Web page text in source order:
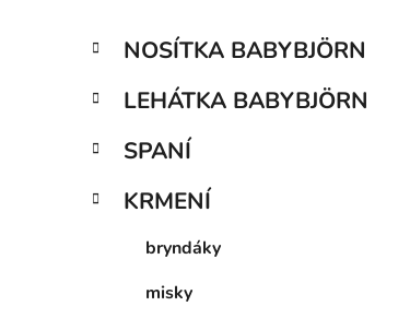
P
s
r
n
Přeskočit
kategorie
K
a
e
o
i
NOSÍTKA BABYBJÖRN
LEHÁTKA BABYBJÖRN
SPANÍ
KRMENÍ
bryndáky
misky